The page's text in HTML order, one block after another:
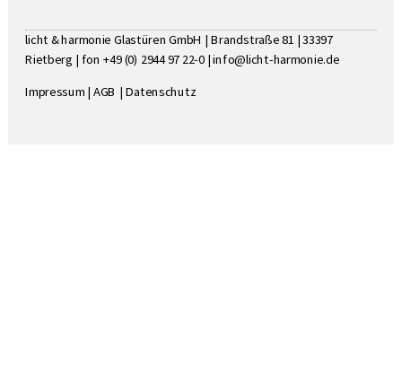
licht & harmonie Glastüren GmbH | Brandstraße 81 | 33397
Rietberg | fon +49 (0) 2944 97 22-0 |info@licht-harmonie.de
Impressum | AGB | Datenschutz